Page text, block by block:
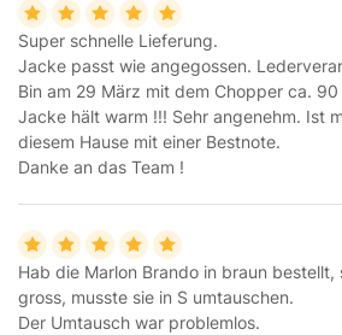
Super schnelle Lieferung.
Jacke passt wie angegossen.
Bin am 29 März mit dem Chopper ca.
Jacke hält warm !!! Sehr angenehm. Ist
diesem Hause mit einer Bestnote.
Danke an das Team !
Hab die Marlon Brando in braun bestellt,
gross, musste sie in S umtauschen.
Der Umtausch war problemlos.